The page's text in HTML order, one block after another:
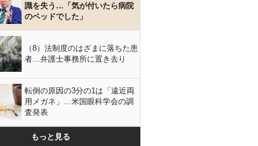
識を失う…「気が付いたら病院
のベッドでした」
（8）法制度のはざまに落ちた患
者…弁護士事務所に置き去り
転倒の原因の3分の1は「遠近両
用メガネ」…米国眼科学会の調
査発表
もっと見る